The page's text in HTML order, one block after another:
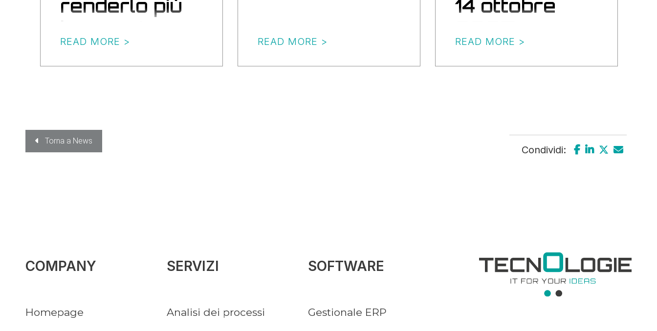
renderlo più
READ MORE > READ MORE >
14 ottobre
READ MORE >
Torna a News
Condividi:
COMPANY
Homepage
SERVIZI
Analisi dei processi
SOFTWARE
Gestionale ERP